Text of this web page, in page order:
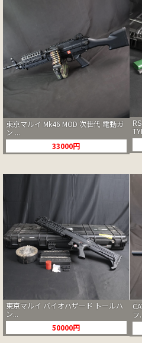
東京マルイ Mk46 MOD 次世代 電動ガ
ン ...
33000円
東京マルイ バイオハザード トールハ
ン...
50000円
フ